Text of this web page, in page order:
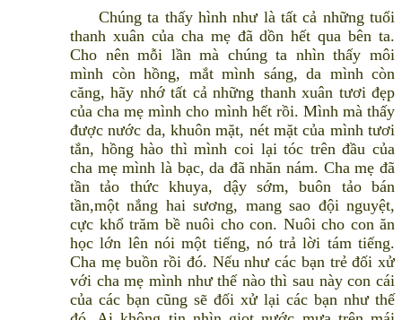
Chúng ta thấy hình như là tất cả những tuổi
thanh xuân của cha mẹ đã dồn hết qua bên ta.
Cho nên mỗi lần mà chúng ta nhìn thấy môi
mình còn hồng, mắt mình sáng, da mình còn
căng, hãy nhớ tất cả những thanh xuân tươi đẹp
của cha mẹ mình cho mình hết rồi. Mình mà thấy
được nước da, khuôn mặt, nét mặt của mình tươi
tắn, hồng hào thì mình coi lại tóc trên đầu của
cha mẹ mình là bạc, da đã nhăn nám. Cha mẹ đã
tần tảo thức khuya, dậy sớm, buôn tảo bán
tần,một nắng hai sương, mang sao đội nguyệt,
cực khổ trăm bề nuôi cho con. Nuôi cho con ăn
học lớn lên nói một tiếng, nó trả lời tám tiếng.
Cha mẹ buồn rồi đó. Nếu như các bạn trẻ đối xử
với cha mẹ mình như thế nào thì sau này con cái
của các bạn cũng sẽ đối xử lại các bạn như thế